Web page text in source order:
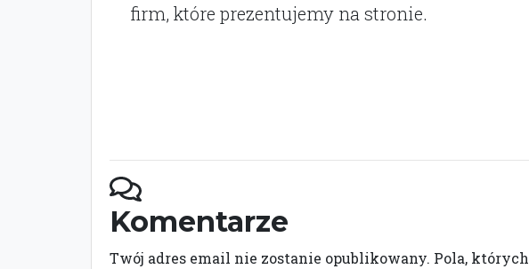
firm, które prezentujemy na stronie.
Komentarze
Twój adres email nie zostanie opublikowany. Pola, których